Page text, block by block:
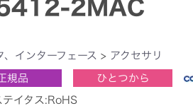
2MAC
、インターフェース > アクセサリ
規品 ひとつから
イタス:RoHS